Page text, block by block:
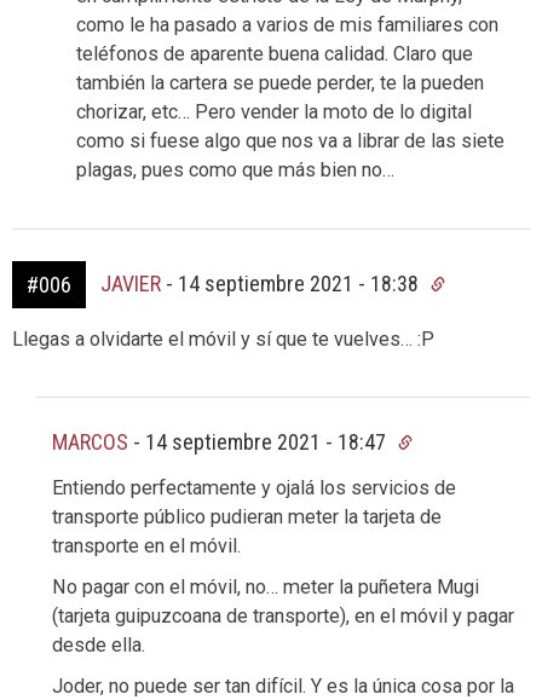
como le ha pasado a varios de mis familiares con
teléfonos de aparente buena calidad. Claro que
también la cartera se puede perder, te la pueden
chorizar, etc… Pero vender la moto de lo digital
como si fuese algo que nos va a librar de las siete
plagas, pues como que más bien no…
#006 JAVIER - 14 septiembre 2021 - 18:38
Llegas a olvidarte el móvil y sí que te vuelves… :P
MARCOS - 14 septiembre 2021 - 18:47
Entiendo perfectamente y ojalá los servicios de
transporte público pudieran meter la tarjeta de
transporte en el móvil.
No pagar con el móvil, no… meter la puñetera Mugi
(tarjeta guipuzcoana de transporte), en el móvil y pagar
desde ella.
Joder, no puede ser tan difícil. Y es la única cosa por la